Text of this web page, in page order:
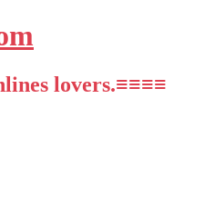
lovers.≡≡≡≡